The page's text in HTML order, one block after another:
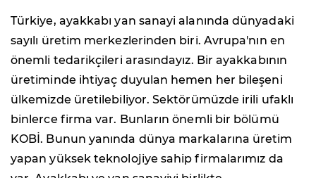
Türkiye, ayakkabı yan sanayi alanında dünyadaki
sayılı üretim merkezlerinden biri. Avrupa'nın en
önemli tedarikçileri arasındayız. Bir ayakkabının
üretiminde ihtiyaç duyulan hemen her bileşeni
ülkemizde üretilebiliyor. Sektörümüzde irili ufaklı
binlerce firma var. Bunların önemli bir bölümü
KOBİ. Bunun yanında dünya markalarına üretim
yapan yüksek teknolojiye sahip firmalarımız da